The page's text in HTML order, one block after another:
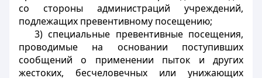
со стороны администраций учреждений,
подлежащих превентивному посещению;
3) специальные превентивные посещения,
проводимые на основании поступивших
сообщений о применении пыток и других
жестоких, бесчеловечных или унижающих